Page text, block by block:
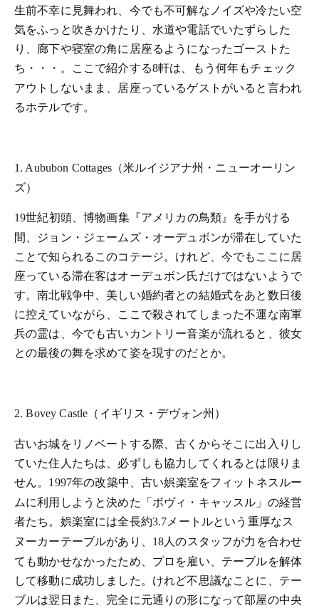
生前不幸に見舞われ、今でも不可解なノイズや冷たい空
気をふっと吹きかけたり、水道や電話でいたずらした
り、廊下や寝室の角に居座るようになったゴーストた
ち・・・。ここで紹介する8軒は、もう何年もチェック
アウトしないまま、居座っているゲストがいると言われ
るホテルです。
1. Aububon Cottages （米ルイジアナ州・ニューオーリン
ズ）
19世紀初頭、博物画集『アメリカの鳥類』を手がける
間、ジョン・ジェームズ・オーデュボンが滞在していた
ことで知られるこのコテージ。けれど、今でもここに居
座っている滞在客はオーデュボン氏だけではないようで
す。南北戦争中、美しい婚約者との結婚式をあと数日後
に控えていながら、ここで殺されてしまった不運な南軍
兵の霊は、今でも古いカントリー音楽が流れると、彼女
との最後の舞を求めて姿を現すのだとか。
2. Bovey Castle （イギリス・デヴォン州）
古いお城をリノベートする際、古くからそこに出入りし
ていた住人たちは、必ずしも協力してくれるとは限りま
せん。
1997年の改築中、古い娯楽室をフィットネスルー
ムに利用しようと決めた「ボヴィ・キャッスル」の経営
者たち。娯楽室には全長約3.7メートルという重厚なス
ヌーカーテーブルがあり、
18人のスタッフが力を合わせ
ても動かせなかったため、プロを雇い、テーブルを解体
して移動に成功しました。けれど不思議なことに、テー
ブルは翌日また、完全に元通りの形になって部屋の中央